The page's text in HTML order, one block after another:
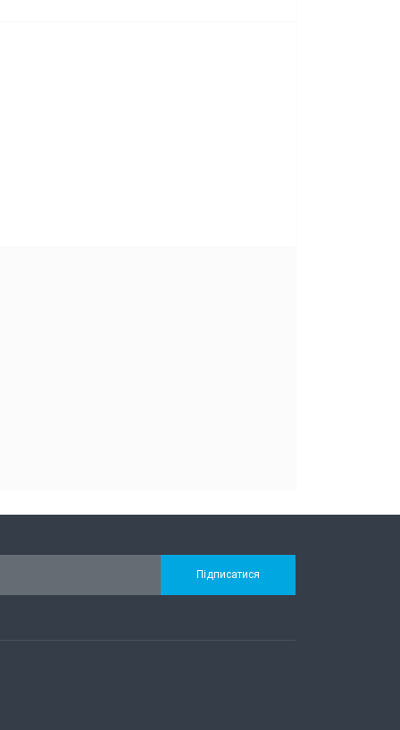
Підписатися